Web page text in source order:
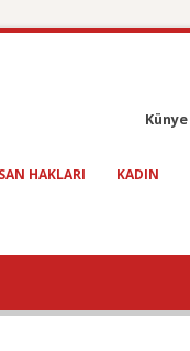
Künye
HAKLARI KADIN